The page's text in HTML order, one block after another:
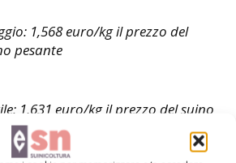
1,568 euro/kg il prezzo del
pesante
1,631 euro/kg il prezzo del suino